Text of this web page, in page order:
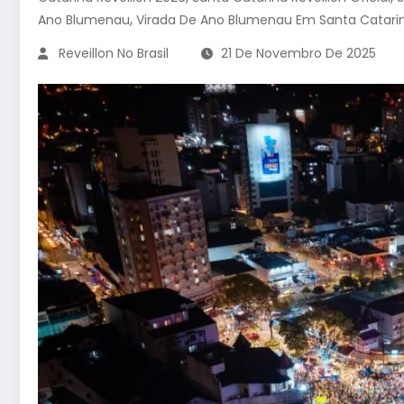
Ano Blumenau, Virada De Ano Blumenau Em Santa
Reveillon No Brasil
21 De Novembro De 2025